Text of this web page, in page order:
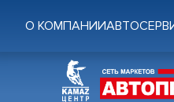
О КОМПАНИИ